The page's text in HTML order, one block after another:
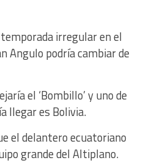
irregular en el
Angulo podría cambiar de
el ‘Bombillo’ y uno de
llegar es Bolivia.
el delantero ecuatoriano
grande del Altiplano.